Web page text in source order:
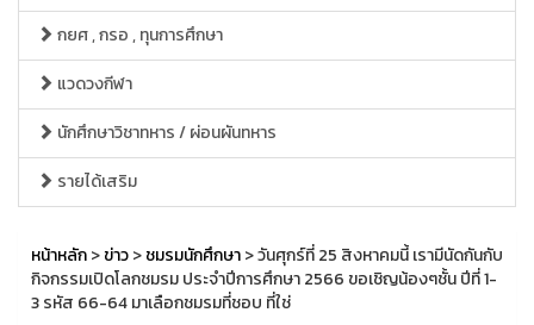
กยศ , กรอ , ทุนการศึกษา
แวดวงกีฬา
นักศึกษาวิชาทหาร / ผ่อนผันทหาร
รายได้เสริม
หน้าหลัก>ข่าว>ชมรมนักศึกษา> วันศุกร์ที่ 25 สิงหาคมนี้ เรามีนัดกันกับ
กิจกรรมเปิดโลกชมรม ประจำปีการศึกษา 2566 ขอเชิญน้องๆชั้น ปีที่ 1-
3 รหัส 66-64 มาเลือกชมรมที่ชอบ ที่ใช่